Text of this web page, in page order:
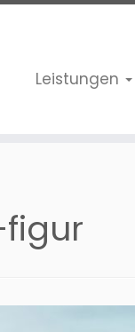
Leistungen